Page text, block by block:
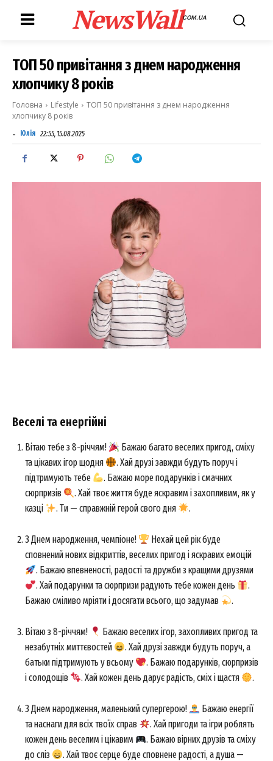
NewsWallCOM.UA
ТОП 50 привітання з днем народження
хлопчику 8 років
Головна Lifestyle
ТОП 50 привітання з днем народження
хлопчику 8 років
- Юлія 22:55, 15.08.2025
Веселі та енергійні
Вітаю тебе з 8-річчям!
Бажаю багато веселих пригод, сміху
та цікавих ігор щодня
. Хай друзі завжди будуть поруч і
підтримують тебе
. Бажаю море подарунків і смачних
сюрпризів
. Хай твоє життя буде яскравим і захопливим, як у
казці
. Ти — справжній герой свого дня .
З Днем народження, чемпіоне!
Нехай цей рік буде
сповнений нових відкриттів, веселих пригод і яскравих емоцій
. Бажаю впевненості, радості та дружби з кращими друзями
. Хай подарунки та сюрпризи радують тебе кожен день
.
Бажаю сміливо мріяти і досягати всього, що задумав
.
Вітаю з 8-річчям!
Бажаю веселих ігор, захопливих пригод та
незабутніх миттєвостей
. Хай друзі завжди будуть поруч, а
батьки підтримують у всьому
. Бажаю подарунків, сюрпризів
і солодощів
. Хай кожен день дарує радість, сміх і щастя .
З Днем народження, маленький супергерою!
Бажаю енергії
та наснаги для всіх твоїх справ
. Хай пригоди та ігри роблять
кожен день веселим і цікавим
. Бажаю вірних друзів та сміху
до сліз
. Хай твоє серце буде сповнене радості, а душа —